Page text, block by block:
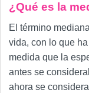
¿Qué es la
El término
vida, con lo que
medida que la
antes se
ahora se